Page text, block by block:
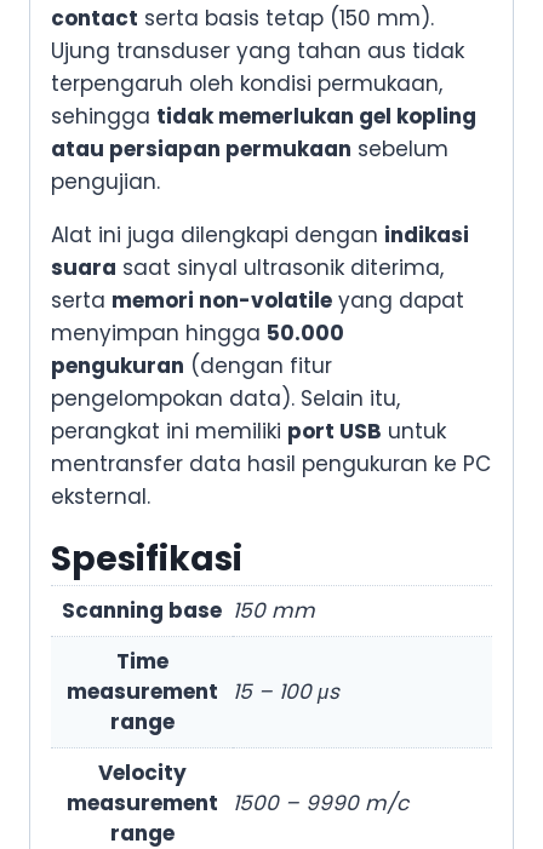
contact serta basis tetap (150 mm).
Ujung transduser yang tahan aus tidak
terpengaruh oleh kondisi permukaan,
sehingga tidak memerlukan gel kopling
atau persiapan permukaan sebelum
pengujian.
Alat ini juga dilengkapi dengan indikasi
suara saat sinyal ultrasonik diterima,
serta memori non-volatile yang dapat
menyimpan hingga 50.000
pengukuran (dengan fitur
pengelompokan data). Selain itu,
perangkat ini memiliki port USB untuk
mentransfer data hasil pengukuran ke PC
eksternal.
Spesifikasi
Scanning base 150 mm
Time
measurement
range
15 – 100 μs
Velocity
measurement
range
1500 – 9990 m/c